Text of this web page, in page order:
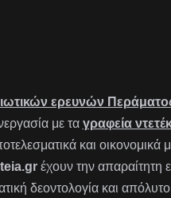
ερευνών
με τα γραφεία
και οικονομικά
έχουν την απαραίτητη
δεοντολογία και απόλυτο